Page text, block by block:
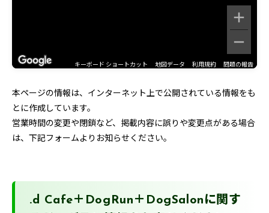
キーボード ショートカット 地図データ 利用規約 問題の報告
本ページの情報は、インターネット上で公開されている情報をも
とに作成しています。
営業時間の変更や閉鎖など、掲載内容に誤りや変更点がある場合
は、下記フォームよりお知らせください。
.d Cafe＋DogRun＋DogSalonに関す